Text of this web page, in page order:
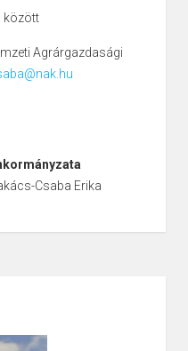
között
Agrárgazdasági
Csaba Erika